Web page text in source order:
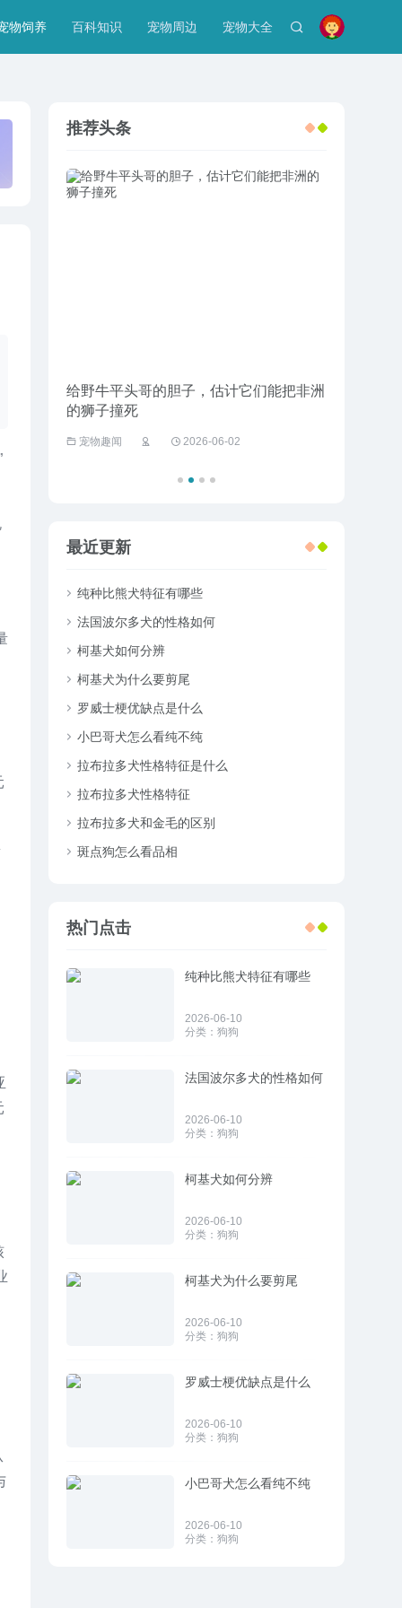
物饲养 百科知识 宠物周边 宠物大全
推荐头条
给野牛平头哥的胆子，估计它们能把非洲
的狮子撞死
宠物趣闻 2026-06-02
最近更新
纯种比熊犬特征有哪些
法国波尔多犬的性格如何
柯基犬如何分辨
柯基犬为什么要剪尾
罗威士梗优缺点是什么
小巴哥犬怎么看纯不纯
拉布拉多犬性格特征是什么
拉布拉多犬性格特征
拉布拉多犬和金毛的区别
斑点狗怎么看品相
热门点击
纯种比熊犬特征有哪些
2026-06-10
分类： 狗狗
法国波尔多犬的性格如何
2026-06-10
分类： 狗狗
柯基犬如何分辨
2026-06-10
分类： 狗狗
柯基犬为什么要剪尾
2026-06-10
分类： 狗狗
罗威士梗优缺点是什么
2026-06-10
分类： 狗狗
小巴哥犬怎么看纯不纯
2026-06-10
分类： 狗狗